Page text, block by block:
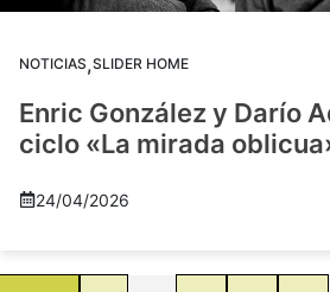
NOTICIAS,SLIDER HOME
Enric González y Darío
ciclo «La mirada
24/04/2026